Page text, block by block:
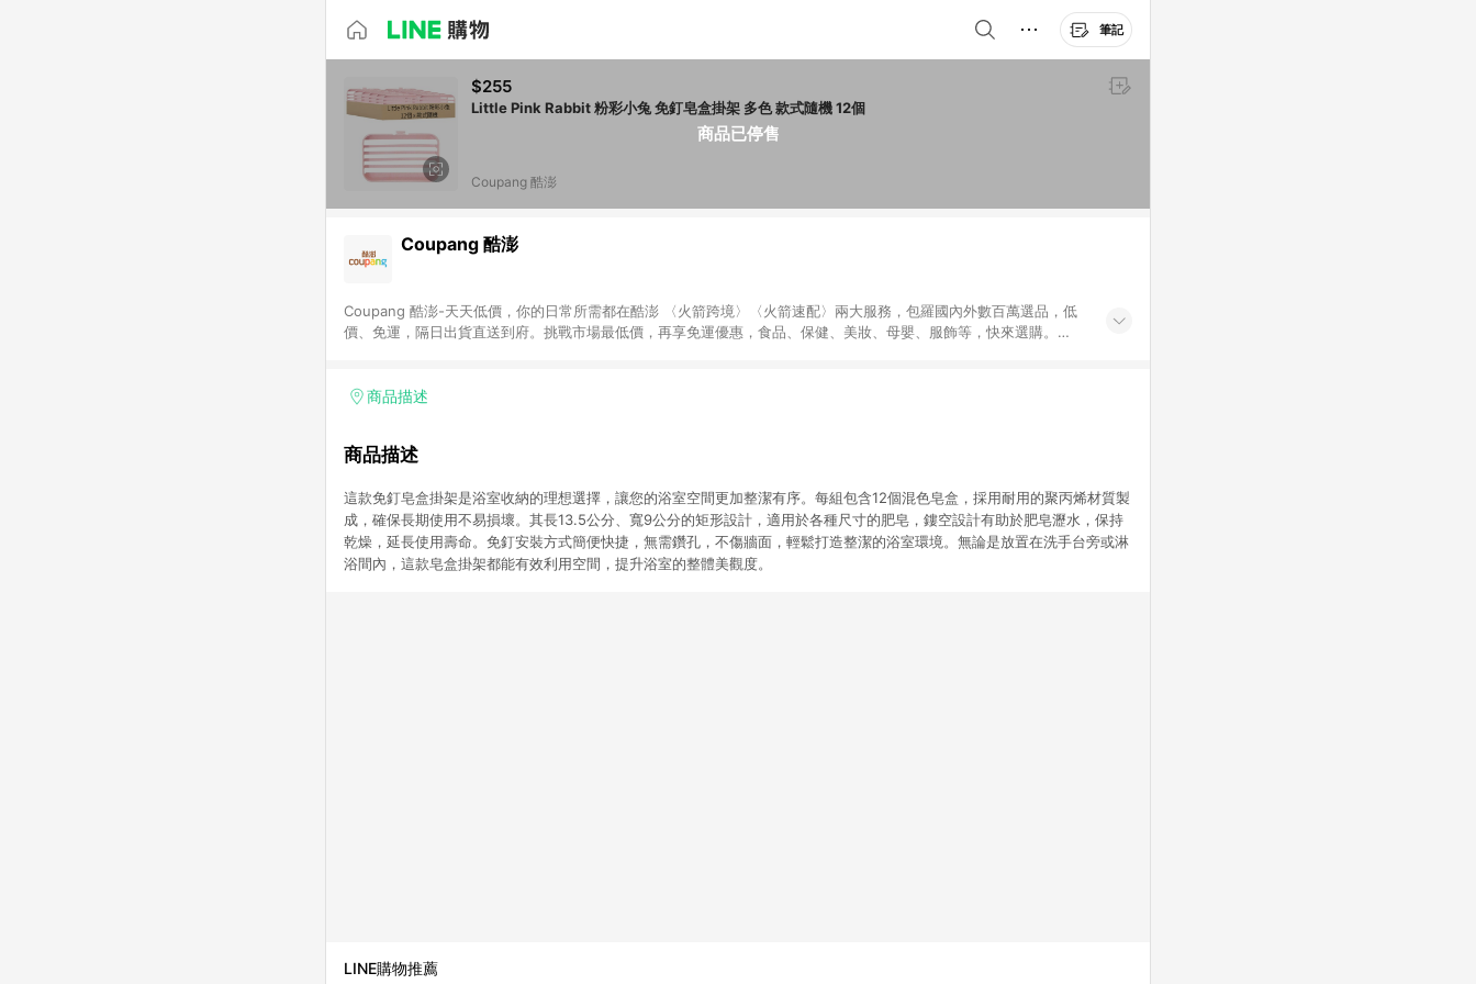
筆記
商品已停售
$255
Little Pink Rabbit 粉彩小兔 免釘皂盒掛架 多色 款式隨機 12個
Coupang 酷澎
Coupang 酷澎
Coupang 酷澎-天天低價，你的日常所需都在酷澎 〈火箭跨境〉〈火箭速配〉兩大服務，包羅國內外數百萬選品，低
價、免運，隔日出貨直送到府。挑戰市場最低價，再享免運優惠，食品、保健、美妝、母嬰、服飾等，快來選購。
商品描述
商品描述
這款免釘皂盒掛架是浴室收納的理想選擇，讓您的浴室空間更加整潔有序。每組包含12個混色皂盒，採用耐用的聚丙烯材質製
成，確保長期使用不易損壞。其長13.5公分、寬9公分的矩形設計，適用於各種尺寸的肥皂，鏤空設計有助於肥皂瀝水，保持
乾燥，延長使用壽命。免釘安裝方式簡便快捷，無需鑽孔，不傷牆面，輕鬆打造整潔的浴室環境。無論是放置在洗手台旁或淋
浴間內，這款皂盒掛架都能有效利用空間，提升浴室的整體美觀度。
LINE購物推薦